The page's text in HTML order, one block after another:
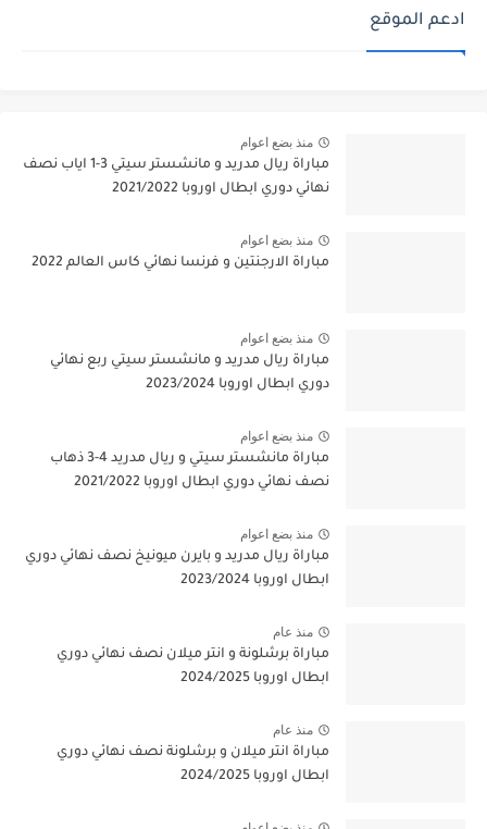
ادعم الموقع
منذ بضع اعوام
مباراة ريال مدريد و مانشستر سيتي 3-1 اياب نصف
نهائي دوري ابطال اوروبا 2021/2022
منذ بضع اعوام
مباراة الارجنتين و فرنسا نهائي كاس العالم 2022
منذ بضع اعوام
مباراة ريال مدريد و مانشستر سيتي ربع نهائي
دوري ابطال اوروبا 2023/2024
منذ بضع اعوام
مباراة مانشستر سيتي و ريال مدريد 4-3 ذهاب
نصف نهائي دوري ابطال اوروبا 2021/2022
منذ بضع اعوام
مباراة ريال مدريد و بايرن ميونيخ نصف نهائي دوري
ابطال اوروبا 2023/2024
منذ عام
مباراة برشلونة و انتر ميلان نصف نهائي دوري
ابطال اوروبا 2024/2025
منذ عام
مباراة انتر ميلان و برشلونة نصف نهائي دوري
ابطال اوروبا 2024/2025